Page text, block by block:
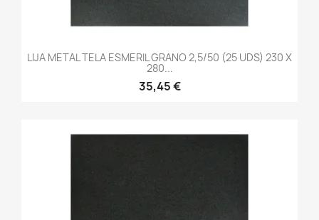
LIJA METAL TELA ESMERIL GRANO 2,5/50 (25 UDS) 230 X
280...
35,45 €